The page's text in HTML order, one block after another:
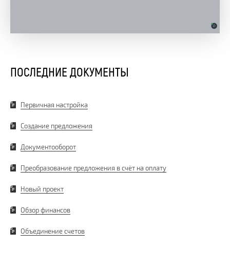
ПОСЛЕДНИЕ ДОКУМЕНТЫ
Первичная настройка
Создание предложения
Документооборот
Преобразование предложения в счёт на оплату
Новый проект
Обзор финансов
Объединение счетов